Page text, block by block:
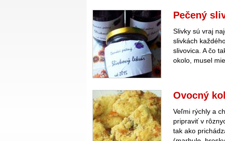
Pečený
Slivky sú vraj
slivkách
slivovica. A čo
okolo, musel
Ovocný
Veľmi rýchly a
pripraviť v
tak ako